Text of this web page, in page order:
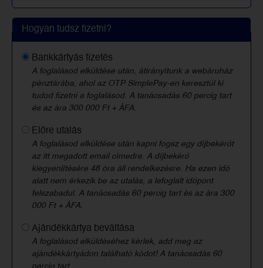
Hogyan tudsz fizetni?
Bankkártyás fizetés
A foglalásod elküldése után, átirányítunk a webáruház
pénztárába, ahol az OTP SimplePay-en keresztül ki
tudod fizetni a foglalásod. A tanácsadás 60 percig tart
és az ára 300 000 Ft + ÁFA.
Előre utalás
A foglalásod elküldése után kapni fogsz egy díjbekérőt
az itt megadott email címedre. A díjbekérő
kiegyenlítésére 48 óra áll rendelkezésre. Ha ezen idő
alatt nem érkezik be az utalás, a lefoglalt időpont
felszabadul. A tanácsadás 60 percig tart és az ára 300
000 Ft + ÁFA.
Ajándékkártya beváltása
A foglalásod elküldéséhez kérlek, add meg az
ajándékkártyádon található kódot! A tanácsadás 60
percig tart.